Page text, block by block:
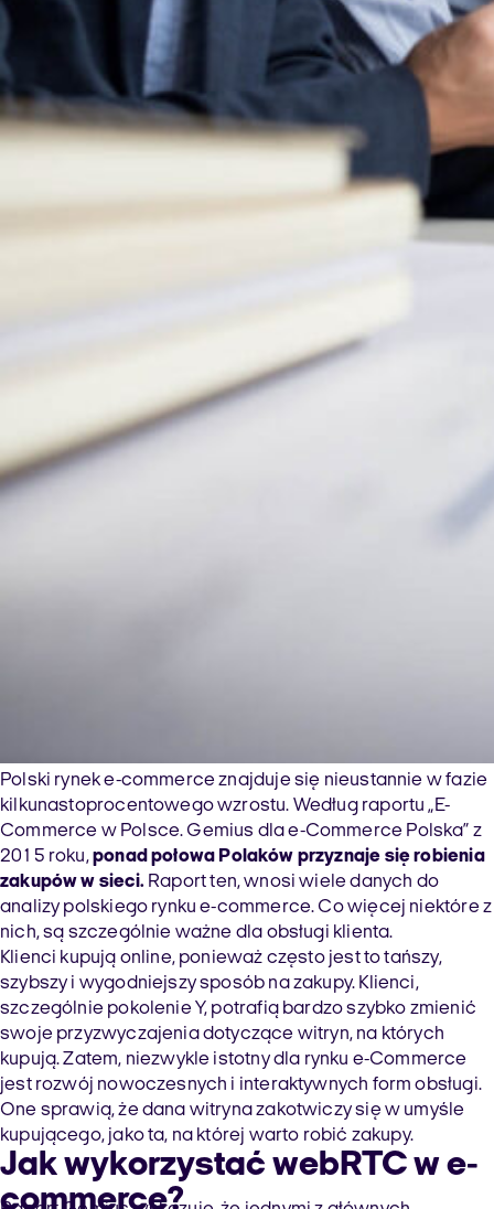
Polski rynek e-commerce znajduje się nieustannie w fazie
kilkunastoprocentowego wzrostu. Według raportu „E-
Commerce w Polsce. Gemius dla e-Commerce Polska” z
2015 roku,ponad połowa Polaków przyznaje się robienia
zakupów w sieci.Raport ten, wnosi wiele danych do
analizy polskiego rynku e-commerce. Co więcej niektóre z
nich, są szczególnie ważne dla obsługi klienta.
Klienci kupują online, ponieważ często jest to tańszy,
szybszy i wygodniejszy sposób na zakupy. Klienci,
szczególnie pokolenie Y, potrafią bardzo szybko zmienić
swoje przyzwyczajenia dotyczące witryn, na których
kupują. Zatem, niezwykle istotny dla rynku e-Commerce
jest rozwój nowoczesnych i interaktywnych form obsługi.
One sprawią, że dana witryna zakotwiczy się w umyśle
kupującego, jako ta, na której warto robić zakupy.
Jak wykorzystać webRTC w e-
commerce?